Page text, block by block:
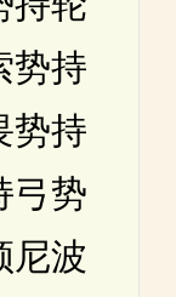
势持
势持
弓势
尼波